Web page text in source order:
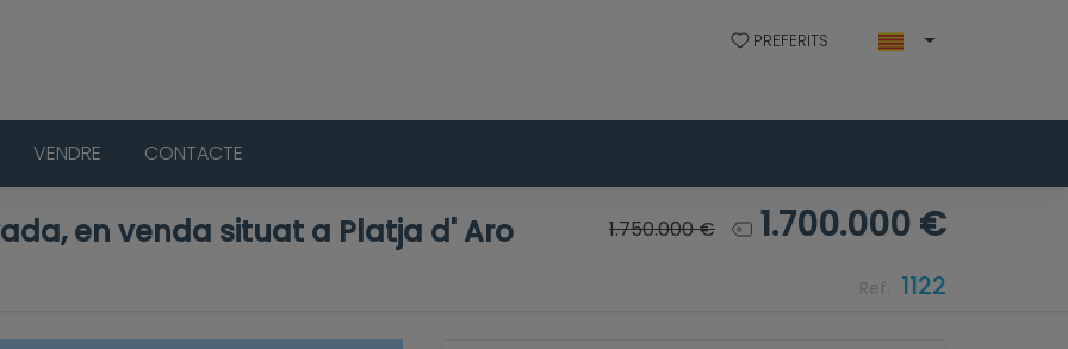
PREFERITS
VENDRE CONTACTE
en venda situat a Platja d' Aro 1.750.000 € 1.700.000 €
Ref. 1122